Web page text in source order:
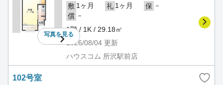
写真を見る
敷 1ヶ月 礼 1ヶ月 保 －
償 －
1階 / 1K / 29.18㎡
2026/08/04 更新
ハウスコム 所沢駅前店
102号室